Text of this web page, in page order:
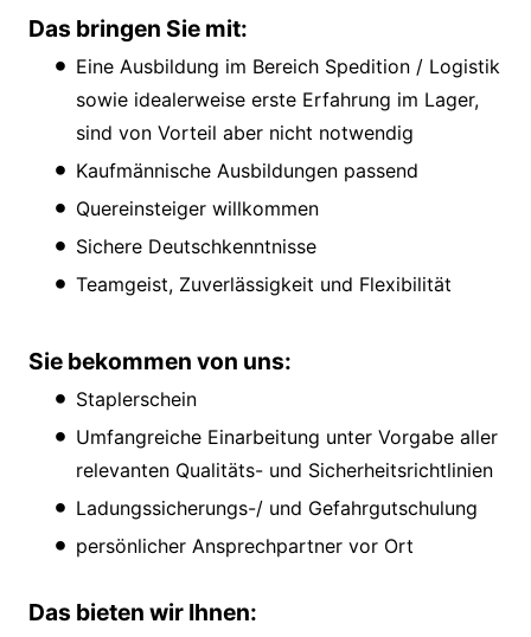
Das bringen Sie mit:
Eine Ausbildung im Bereich Spedition / Logistik
sowie idealerweise erste Erfahrung im Lager,
sind von Vorteil aber nicht notwendig
Kaufmännische Ausbildungen passend
Quereinsteiger willkommen
Sichere Deutschkenntnisse
Teamgeist, Zuverlässigkeit und Flexibilität
Sie bekommen von uns:
Staplerschein
Umfangreiche Einarbeitung unter Vorgabe aller
relevanten Qualitäts- und Sicherheitsrichtlinien
Ladungssicherungs-/ und Gefahrgutschulung
persönlicher Ansprechpartner vor Ort
Das bieten wir Ihnen: